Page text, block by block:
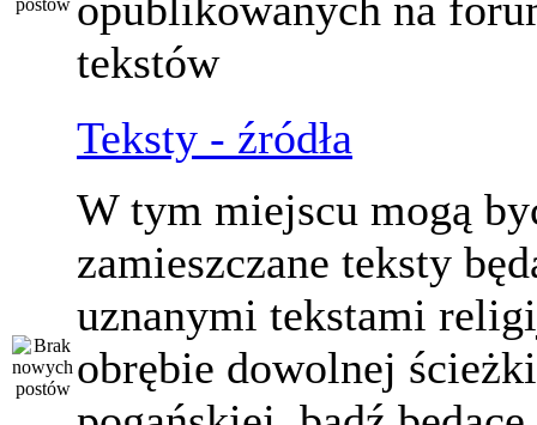
tekstów
Teksty - źródła
W tym miejscu mogą
zamieszczane teksty
uznanymi tekstami
obrębie dowolnej ścieżki